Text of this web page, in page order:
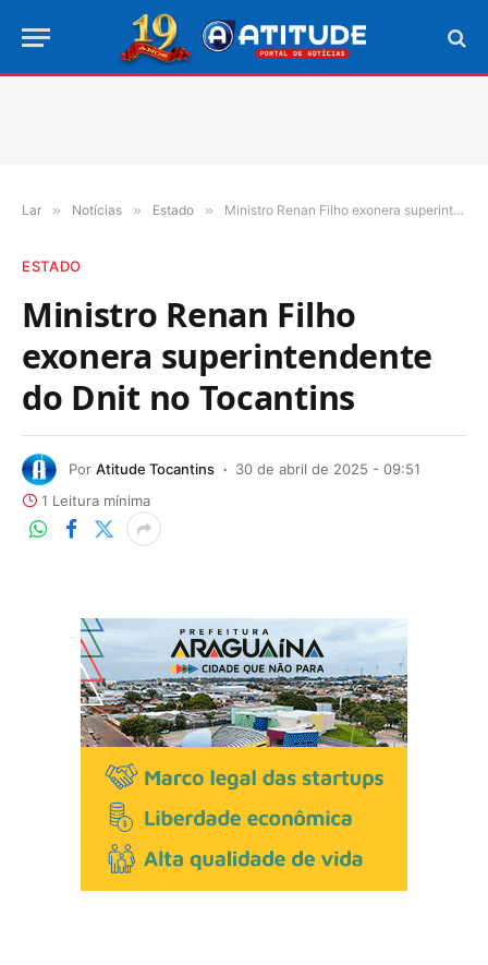
Lar » Notícias » Estado » Ministro Renan Filho exonera superintendente do Dnit no Tocantins
ESTADO
Ministro Renan Filho
exonera superintendente
do Dnit no Tocantins
Por Atitude Tocantins
30 de abril de 2025 - 09:51
1 Leitura mínima